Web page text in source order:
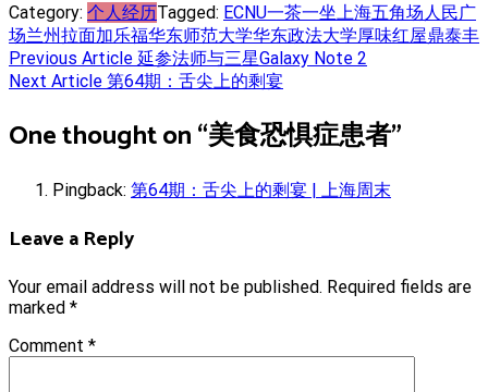
Category: 个人经历Tagged: ECNU一茶一坐上海五角场人民广
场兰州拉面加乐福华东师范大学华东政法大学厚味红屋鼎泰丰
Post
Previous Article 延参法师与三星Galaxy Note 2
Next Article 第64期：舌尖上的剩宴
One thought on “美食恐惧症患者”
Pingback: 第64期：舌尖上的剩宴 | 上海周末
Leave a Reply
Your email address will not be published. Required fields are
marked *
Comment *